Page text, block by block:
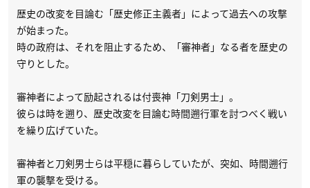
歴史の改変を目論む「歴史修正主義者」によって過去への攻撃
が始まった。
時の政府は、それを阻止するため、「審神者」なる者を歴史の
守りとした。
審神者によって励起されるは付喪神「刀剣男士」。
彼らは時を遡り、歴史改変を目論む時間遡行軍を討つべく戦い
を繰り広げていた。
審神者と刀剣男士らは平穏に暮らしていたが、突如、時間遡行
軍の襲撃を受ける。